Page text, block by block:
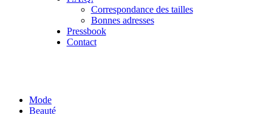
Correspondance des tailles
Bonnes adresses
Pressbook
Contact
Mode
Beauté